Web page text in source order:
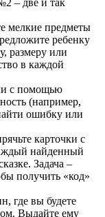
– две и так
мелкие предметы
ребенку
размеру или
в каждой
с помощью
(например,
ошибку или
карточки с
найденный
Задача –
получить «код»
где вы будете
Выдайте ему